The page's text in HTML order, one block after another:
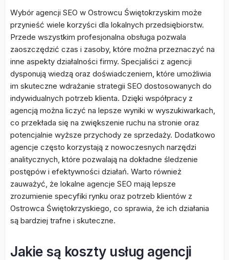
Wybór agencji SEO w Ostrowcu Świętokrzyskim może
przynieść wiele korzyści dla lokalnych przedsiębiorstw.
Przede wszystkim profesjonalna obsługa pozwala
zaoszczędzić czas i zasoby, które można przeznaczyć na
inne aspekty działalności firmy. Specjaliści z agencji
dysponują wiedzą oraz doświadczeniem, które umożliwia
im skuteczne wdrażanie strategii SEO dostosowanych do
indywidualnych potrzeb klienta. Dzięki współpracy z
agencją można liczyć na lepsze wyniki w wyszukiwarkach,
co przekłada się na zwiększenie ruchu na stronie oraz
potencjalnie wyższe przychody ze sprzedaży. Dodatkowo
agencje często korzystają z nowoczesnych narzędzi
analitycznych, które pozwalają na dokładne śledzenie
postępów i efektywności działań. Warto również
zauważyć, że lokalne agencje SEO mają lepsze
zrozumienie specyfiki rynku oraz potrzeb klientów z
Ostrowca Świętokrzyskiego, co sprawia, że ich działania
są bardziej trafne i skuteczne.
Jakie są koszty usług agencji